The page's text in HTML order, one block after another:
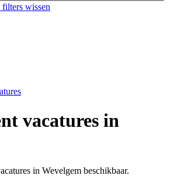
wissen
vacatures in
in Wevelgem beschikbaar.